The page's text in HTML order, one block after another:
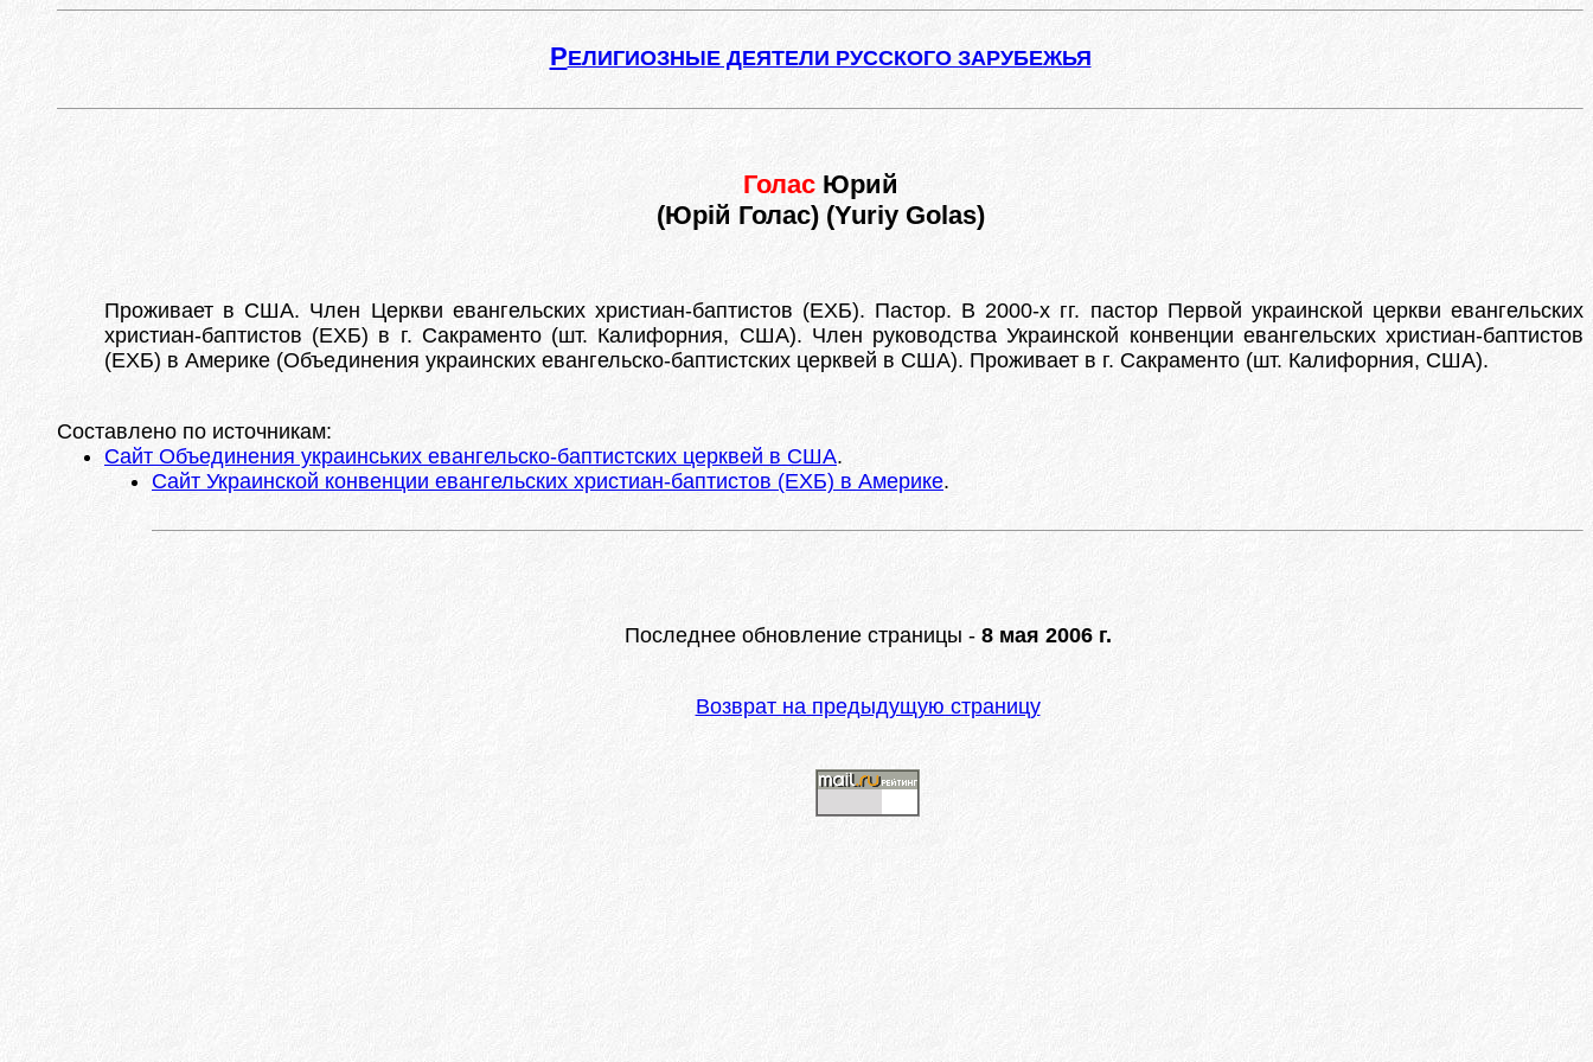
РЕЛИГИОЗНЫЕ ДЕЯТЕЛИ РУССКОГО ЗАРУБЕЖЬЯ
Голас Юрий
(Юрій Голас) (Yuriy Golas)
Проживает в США. Член Церкви евангельских христиан-баптистов (ЕХБ). Пастор. В 2000-х гг. пастор Первой украинской церкви евангельских
христиан-баптистов (ЕХБ) в г. Сакраменто (шт. Калифорния, США). Член руководства Украинской конвенции евангельских христиан-баптистов
(ЕХБ) в Америке (Объединения украинских евангельско-баптистских церквей в США). Проживает в г. Сакраменто (шт. Калифорния, США).
Составлено по источникам:
Сайт Объединения украинських евангельско-баптистских церквей в США.
Сайт Украинской конвенции евангельских христиан-баптистов (ЕХБ) в Америке.
Последнее обновление страницы - 8 мая 2006 г.
Возврат на предыдущую страницу